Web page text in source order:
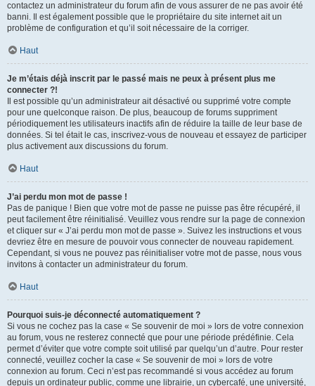
contactez un administrateur du forum afin de vous assurer de ne pas avoir été
banni. Il est également possible que le propriétaire du site internet ait un
problème de configuration et qu’il soit nécessaire de la corriger.
Haut
Je m’étais déjà inscrit par le passé mais ne peux à présent plus me
connecter ?!
Il est possible qu’un administrateur ait désactivé ou supprimé votre compte
pour une quelconque raison. De plus, beaucoup de forums suppriment
périodiquement les utilisateurs inactifs afin de réduire la taille de leur base de
données. Si tel était le cas, inscrivez-vous de nouveau et essayez de participer
plus activement aux discussions du forum.
Haut
J’ai perdu mon mot de passe !
Pas de panique ! Bien que votre mot de passe ne puisse pas être récupéré, il
peut facilement être réinitialisé. Veuillez vous rendre sur la page de connexion
et cliquer sur « J’ai perdu mon mot de passe ». Suivez les instructions et vous
devriez être en mesure de pouvoir vous connecter de nouveau rapidement.
Cependant, si vous ne pouvez pas réinitialiser votre mot de passe, nous vous
invitons à contacter un administrateur du forum.
Haut
Pourquoi suis-je déconnecté automatiquement ?
Si vous ne cochez pas la case « Se souvenir de moi » lors de votre connexion
au forum, vous ne resterez connecté que pour une période prédéfinie. Cela
permet d’éviter que votre compte soit utilisé par quelqu’un d’autre. Pour rester
connecté, veuillez cocher la case « Se souvenir de moi » lors de votre
connexion au forum. Ceci n’est pas recommandé si vous accédez au forum
depuis un ordinateur public, comme une librairie, un cybercafé, une université,